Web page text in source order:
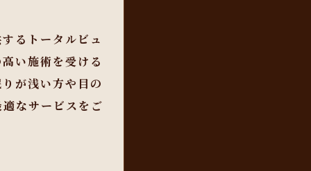
るトータルビュ
い施術を受ける
が浅い方や目の
なサービスをご